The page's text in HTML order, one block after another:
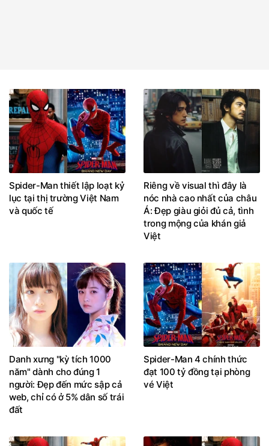
Spider-Man thiết lập loạt kỷ
lục tại thị trường Việt Nam
và quốc tế
Riêng về visual thì đây là
nóc nhà cao nhất của châu
Á: Đẹp giàu giỏi đủ cả, tình
trong mộng của khán giả
Việt
Danh xưng "kỳ tích 1000
năm" dành cho đúng 1
người: Đẹp đến mức sập cả
web, chỉ có ở 5% dân số trái
đất
Spider-Man 4 chính thức
đạt 100 tỷ đồng tại phòng
vé Việt